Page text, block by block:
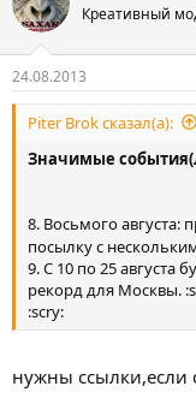
Креативный
24.08.2013
Piter Brok сказал(а):
Значимые
8. Восьмого августа:
посылку с
9. С 10 по 25 августа
рекорд для Москвы.
:scry:
нужны ссылки,если